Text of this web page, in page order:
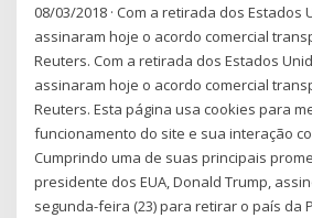
08/03/2018 · Com a retirada dos Estados
assinaram hoje o acordo comercial
Reuters. Com a retirada dos Estados
assinaram hoje o acordo comercial
Reuters. Esta página usa cookies para
funcionamento do site e sua interação
Cumprindo uma de suas principais
presidente dos EUA, Donald Trump,
segunda-feira (23) para retirar o país da